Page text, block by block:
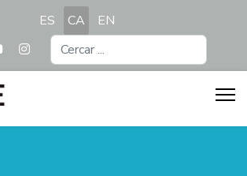
Seleccioni el seu idioma
ES CA EN
...